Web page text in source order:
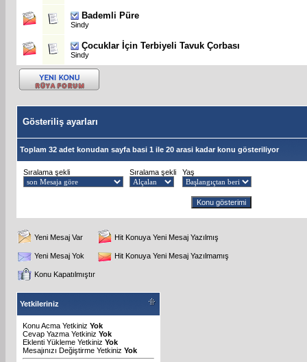
Bademli Püre
Sindy
Çocuklar İçin Terbiyeli Tavuk Çorbası
Sindy
Gösteriliş ayarları
Toplam 32 adet konudan sayfa basi 1 ile 20 arasi kadar konu gösteriliyor
Sıralama şekli Sıralama şekli Yaş
Yeni Mesaj Var Hit Konuya Yeni Mesaj Yazılmış
Yeni Mesaj Yok Hit Konuya Yeni Mesaj Yazılmamış
Konu Kapatılmıştır
Yetkileriniz
Konu Acma Yetkiniz Yok
Cevap Yazma Yetkiniz Yok
Eklenti Yükleme Yetkiniz Yok
Mesajınızı Değiştirme Yetkiniz Yok